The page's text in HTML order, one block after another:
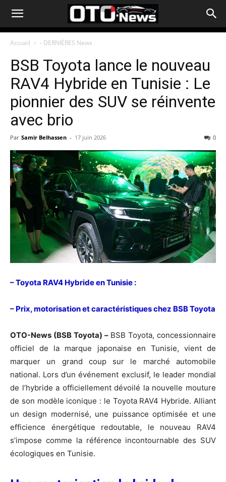
Accueil - DERNIÈRES News
​BSB Toyota lance le nouveau
RAV4 Hybride en Tunisie : Le
pionnier des SUV se réinvente
avec brio
Par Samir Belhassen - 17 juin 2026 0
– Toyota RAV4 Hybride en Tunisie :
– Prix, motorisation et caractéristiques chez BSB Toyota
OTO-News (​BSB Toyota) – BSB Toyota, concessionnaire
officiel de la marque japonaise en Tunisie, vient de
marquer un grand coup sur le marché automobile
national. Lors d’un événement exclusif, le leader mondial
de l’hybride a officiellement dévoilé la nouvelle mouture
de son modèle iconique : le Toyota RAV4 Hybride. Alliant
un design modernisé, une puissance optimisée et une
efficience énergétique redoutable, le nouveau RAV4
s’impose comme la référence incontournable des SUV
écologiques en Tunisie.